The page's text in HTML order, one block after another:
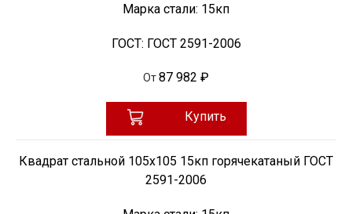
Марка стали: 15кп
ГОСТ: ГОСТ 2591-2006
От87 982 ₽
Купить
Квадрат стальной 105х105 15кп горячекатаный ГОСТ
2591-2006